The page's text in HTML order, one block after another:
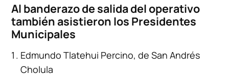
Al banderazo de salida del operativo
también asistieron los Presidentes
Municipales
Edmundo Tlatehui Percino, de San Andrés
Cholula